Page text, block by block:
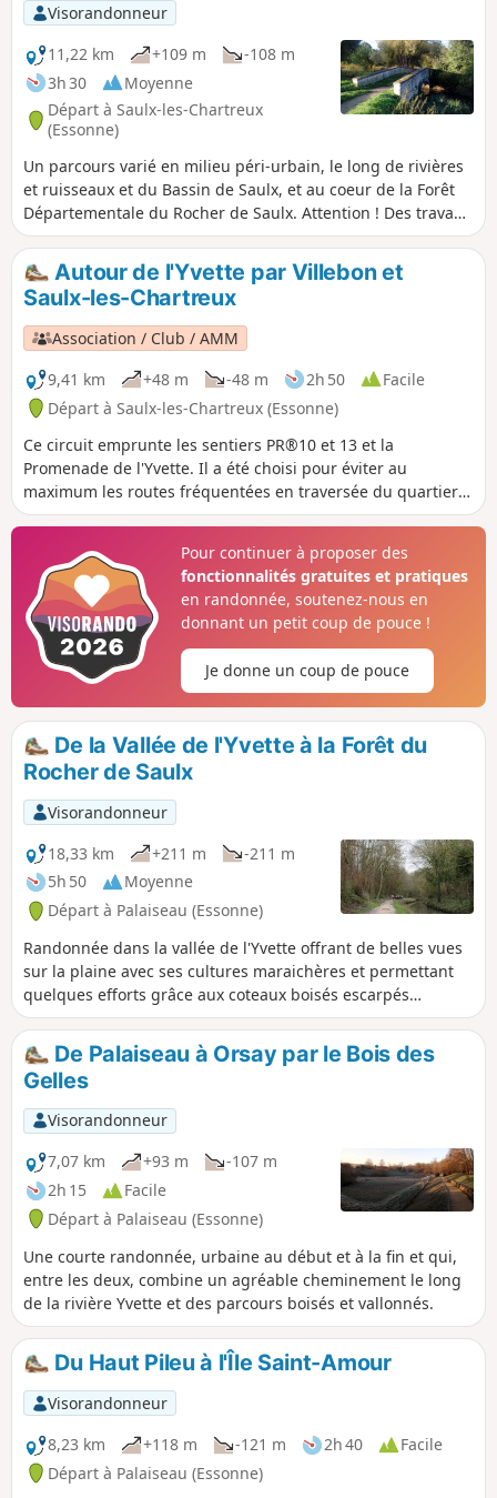
Visorandonneur
11,22 km
+109 m
-108 m
3h 30
Moyenne
Départ à Saulx-les-Chartreux
(Essonne)
Un parcours varié en milieu péri-urbain, le long de rivières
et ruisseaux et du Bassin de Saulx, et au coeur de la Forêt
Départementale du Rocher de Saulx. Attention ! Des travaux
autour du Bassin de Saulx obligent à modifier le parcours
sur la fin : suivre la variante proposée.
Autour de l'Yvette par Villebon et
Saulx-les-Chartreux
Association / Club / AMM
9,41 km
+48 m -48 m 2h 50
Facile
Départ à Saulx-les-Chartreux (Essonne)
Ce circuit emprunte les sentiers PR®10 et 13 et la
Promenade de l'Yvette. Il a été choisi pour éviter au
maximum les routes fréquentées en traversée du quartier
des Basses Roches à Villebon. Seule la traversée au-dessus
(200 m) et le trottoir est large. Le reste du parcours est
agréable sur la Promenade de l'Yvette, les chemins dans la
plaine et autour de l'Étang de Saulx-les-Chartreux.
Pour continuer à proposer des
fonctionnalités gratuites et pratiques
en randonnée, soutenez-nous en
donnant un petit coup de pouce !
Je donne un coup de pouce
De la Vallée de l'Yvette à la Forêt du
Rocher de Saulx
Visorandonneur
18,33 km
+211 m
-211 m
5h 50
Moyenne
Départ à Palaiseau (Essonne)
Randonnée dans la vallée de l'Yvette offrant de belles vues
sur la plaine avec ses cultures maraichères et permettant
quelques efforts grâce aux coteaux boisés escarpés
recouverts notamment par la Forêt domaniale du Rocher de
Saulx.De Palaiseau à Orsay par le Bois des
Gelles
Visorandonneur
7,07 km
+93 m
-107 m
2h 15
Facile
Départ à Palaiseau (Essonne)
Une courte randonnée, urbaine au début et à la fin et qui,
entre les deux, combine un agréable cheminement le long
de la rivière Yvette et des parcours boisés et vallonnés.
Du Haut Pileu à l'Île Saint-Amour
Visorandonneur
8,23 km
+118 m -121 m 2h 40
Facile
Départ à Palaiseau (Essonne)